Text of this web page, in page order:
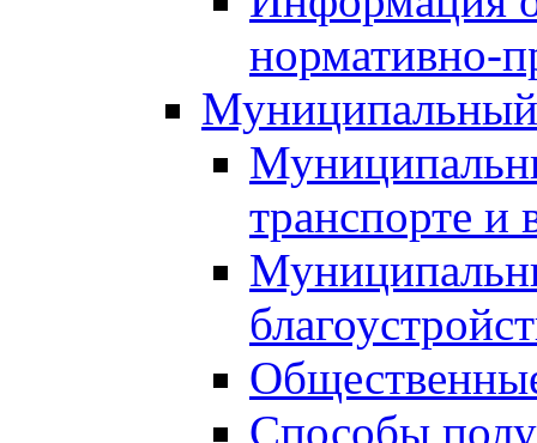
нормативно-
Муниципальный
транспорте и
Способы